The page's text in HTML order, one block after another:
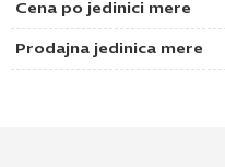
Cena po jedinici mere
Prodajna jedinica mere